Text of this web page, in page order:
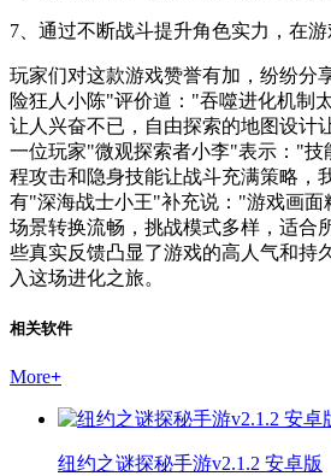
7、通过不断战斗提升角色实力，在游
玩家们对这款游戏赞誉有加，纷纷分
险狂人小陈"评价道："吞噬进化机制
让人兴奋不已，自由探索的地图设计
一位玩家"微观探索者小李"表示："技
程攻击和隐身技能让战斗充满策略，
有"深海战士小王"补充说："游戏画面
场景转换流畅，挑战模式多样，适合
些真实反馈凸显了游戏的高人气和持
入这场进化之旅。
相关软件
More+
纽约之谜探秘手游v2.1.2 安卓版